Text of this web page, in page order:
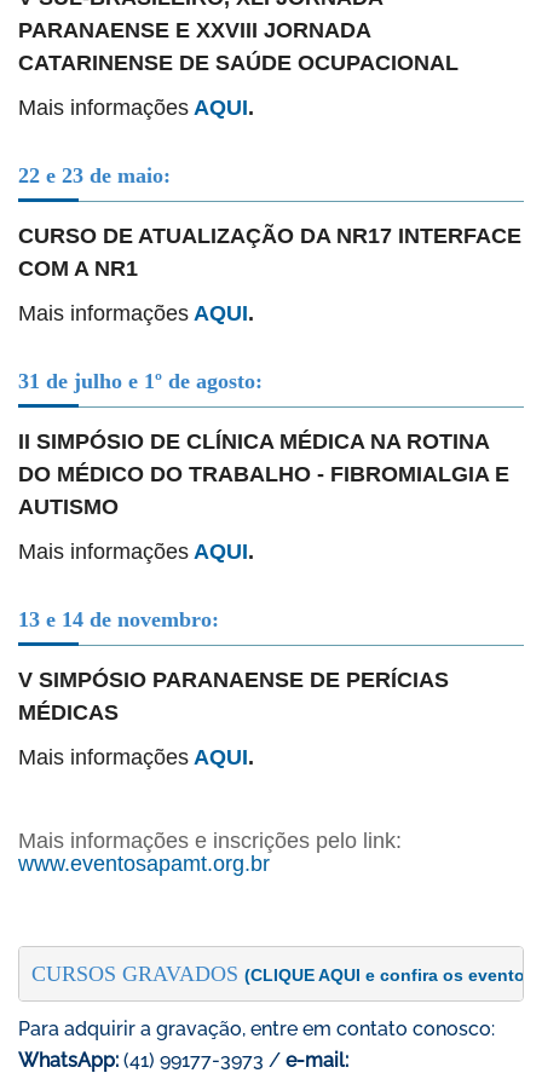
PARANAENSE E XXVIII JORNADA
CATARINENSE DE SAÚDE OCUPACIONAL
Mais informações AQUI.
22 e 23 de maio:
CURSO DE ATUALIZAÇÃO DA NR17 INTERFACE
COM A NR1
Mais informações AQUI.
31 de julho e 1º de agosto:
II SIMPÓSIO DE CLÍNICA MÉDICA NA ROTINA
DO MÉDICO DO TRABALHO - FIBROMIALGIA E
AUTISMO
Mais informações AQUI.
13 e 14 de novembro:
V SIMPÓSIO PARANAENSE DE PERÍCIAS
MÉDICAS
Mais informações AQUI.
Mais informações e inscrições pelo link:
www.eventosapamt.org.br
CURSOS GRAVADOS (CLIQUE AQUI e confira os eventos
Para adquirir a gravação, entre em contato conosco:
WhatsApp: (41) 99177-3973 / e-mail: